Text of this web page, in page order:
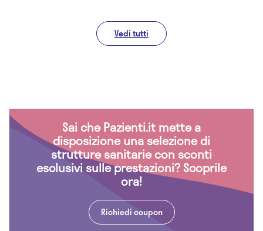
Vedi tutti
Sai che Pazienti.it mette a
disposizione una selezione di
strutture sanitarie con sconti
esclusivi sulle prestazioni? Scoprile
ora!
Richiedi coupon